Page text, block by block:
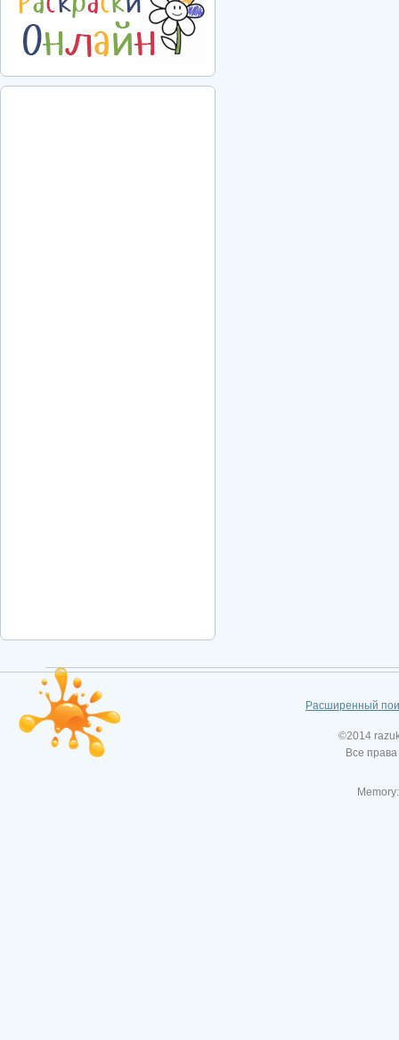
Расширенный
©2014
Все